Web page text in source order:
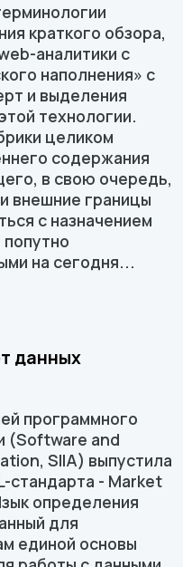
краткого обзора,
аналитики с
наполнения» с
и выделения
технологии.
целиком
содержания
в свою очередь,
внешние границы
с назначением
на сегодня...
данных
программного
(Software and
SIIA) выпустила
стандарта - Market
определения
для
единой основы